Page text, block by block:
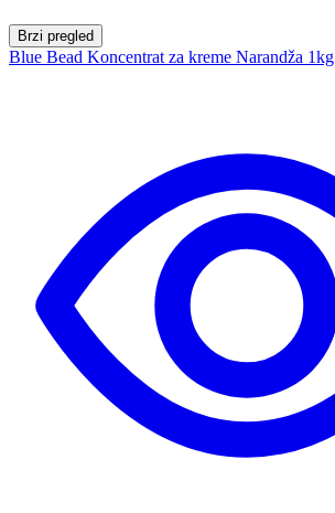
Brzi pregled
Blue Bead Koncentrat za kreme Narandža 1kg